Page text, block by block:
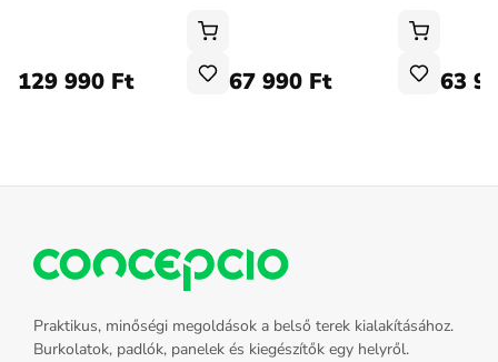
129 990 Ft 67 990 Ft 63
Praktikus, minőségi megoldások a belső terek kialakításához.
Burkolatok, padlók, panelek és kiegészítők egy helyről.